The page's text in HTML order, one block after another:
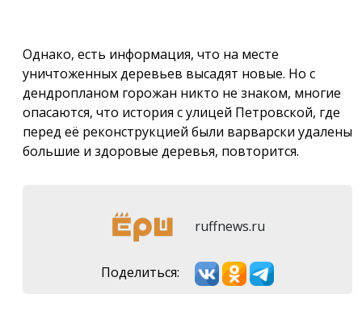
Однако, есть информация, что на месте
уничтоженных деревьев высадят новые. Но с
дендропланом горожан никто не знаком, многие
опасаются, что история с улицей Петровской, где
перед её реконструкцией были варварски удалены
большие и здоровые деревья, повторится.
ruffnews.ru
Поделиться: